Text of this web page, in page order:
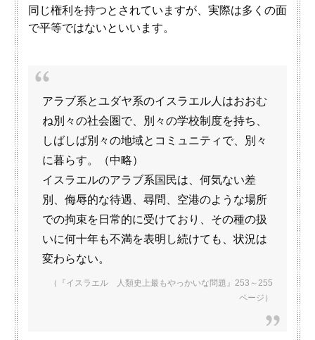
同じ権利を持つとされていますが、実際は多くの面
で平等ではないといいます。
アラブ系とユダヤ系のイスラエル人はおおむ
ね別々の社会圏で、別々の学校制度を持ち、
しばしば別々の地域とコミュニティで、別々
に暮らす。（中略）
イスラエルのアラブ系国民は、何気ない差
別、侮辱的な待遇、尋問、空港のような場所
での拘束を日常的に受けており、その種の扱
いに何十年も不満を表明し続けても、状況は
変わらない。
（『イスラエル 人類史上最もやっかいな問題』253～255
ページ）